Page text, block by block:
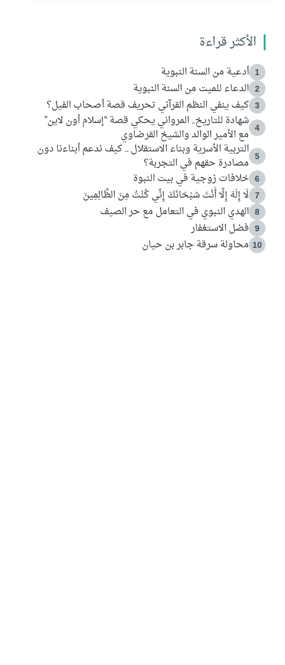
الأكثر قراءة
1 أدعية من السنة النبوية
2 الدعاء للميت من السنة النبوية
3 كيف ينفي النظم القرآني تحريف قصة أصحاب الفيل؟
4
شهادة للتاريخ.. المرواني يحكي قصة “إسلام أون لاين”
مع الأمير الوالد والشيخ القرضاوي
5
التربية الأسرية وبناء الاستقلال .. كيف ندعم أبناءنا دون
مصادرة حقهم في التجربة؟
6 خلافات زوجية في بيت النبوة
7 لَا إِلَهَ إِلَّا أَنْتَ سُبْحَانَكَ إِنِّي كُنْتُ مِنَ الظَّالِمِينَ
8 الهدي النبوي في التعامل مع حر الصيف
9 فضل الاستغفار
10 محاولة سرقة جابر بن حيان